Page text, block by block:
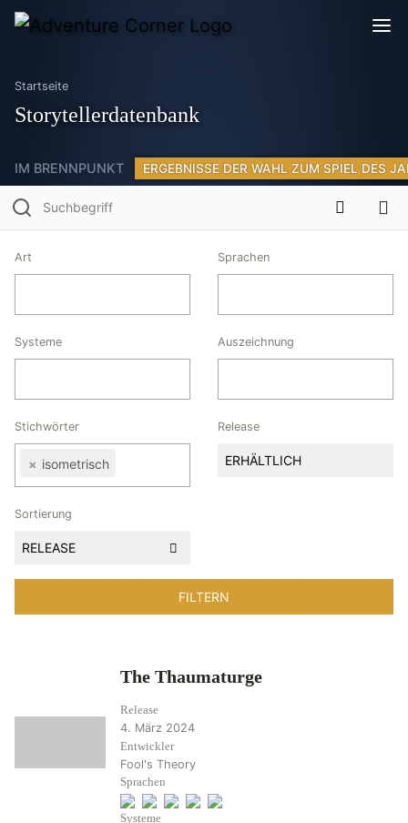
Startseite
Storytellerdatenbank
IM BRENNPUNKT ERGEBNISSE DER WAHL ZUM SPIEL DES
Art Sprachen
Systeme Auszeichnung
Stichwörter
× isometrisch
Release
ERHÄLTLICH
Sortierung
RELEASE
The Thaumaturge
Release
4. März 2024
Entwickler
Fool's Theory
Sprachen
Systeme